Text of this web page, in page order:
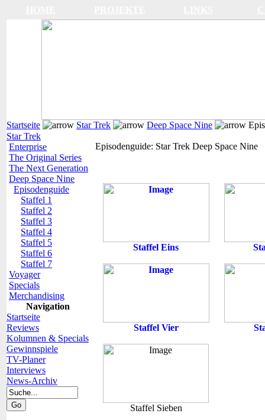
Startseite Star Trek Deep Space Nine
Star Trek
Enterprise
The Original Series
The Next Generation
Deep Space Nine
Episodenguide
Staffel 1
Staffel 2
Staffel 3
Staffel 4
Staffel 5
Staffel 6
Staffel 7
Voyager
Specials
Merchandising
Navigation
Startseite
Reviews
Kolumnen & Specials
Gewinnspiele
TV-Planer
Interviews
News-Archiv
Episodenguide: Star Trek Deep Space Nine
Staffel Eins
Staffel Vier
Staffel Sieben